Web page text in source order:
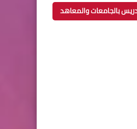
بالجامعات والمعاهد